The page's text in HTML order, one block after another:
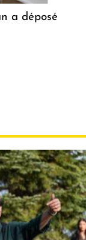
a déposé